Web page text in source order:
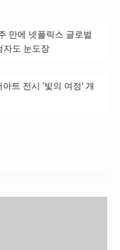
만에 넷플릭스 글로벌
자도 눈도장
트 전시 ‘빛의 여정’ 개